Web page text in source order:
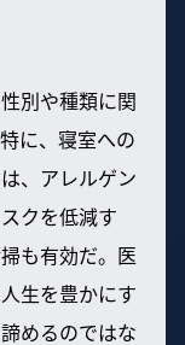
別や種類に関
に、寝室への
、アレルゲン
クを低減す
も有効だ。医
生を豊かにす
めるのではな